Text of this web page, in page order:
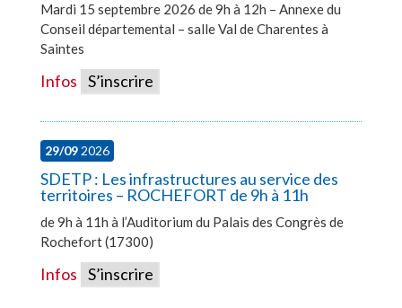
Mardi 15 septembre 2026 de 9h à 12h – Annexe du
Conseil départemental – salle Val de Charentes à
Saintes
Infos S’inscrire
29/092026
SDETP : Les infrastructures au service des
territoires – ROCHEFORT de 9h à 11h
de 9h à 11h à l’Auditorium du Palais des Congrès de
Rochefort (17300)
Infos S’inscrire